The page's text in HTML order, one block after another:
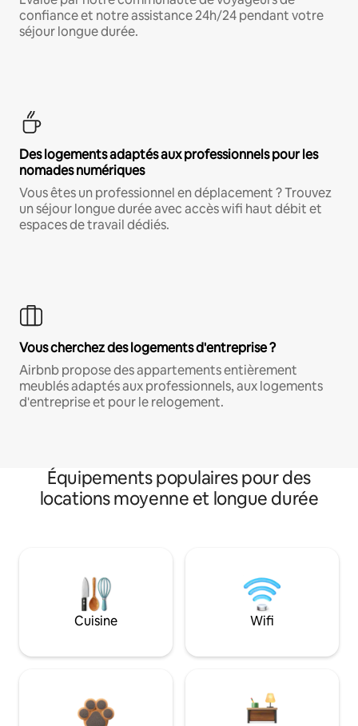
confiance et notre assistance 24h/24 pendant votre
séjour longue durée.
Des logements adaptés aux professionnels pour les
nomades numériques
Vous êtes un professionnel en déplacement ? Trouvez
un séjour longue durée avec accès wifi haut débit et
espaces de travail dédiés.
Vous cherchez des logements d'entreprise ?
Airbnb propose des appartements entièrement
meublés adaptés aux professionnels, aux logements
d'entreprise et pour le relogement.
Équipements populaires pour des
locations moyenne et longue durée
Cuisine Wifi